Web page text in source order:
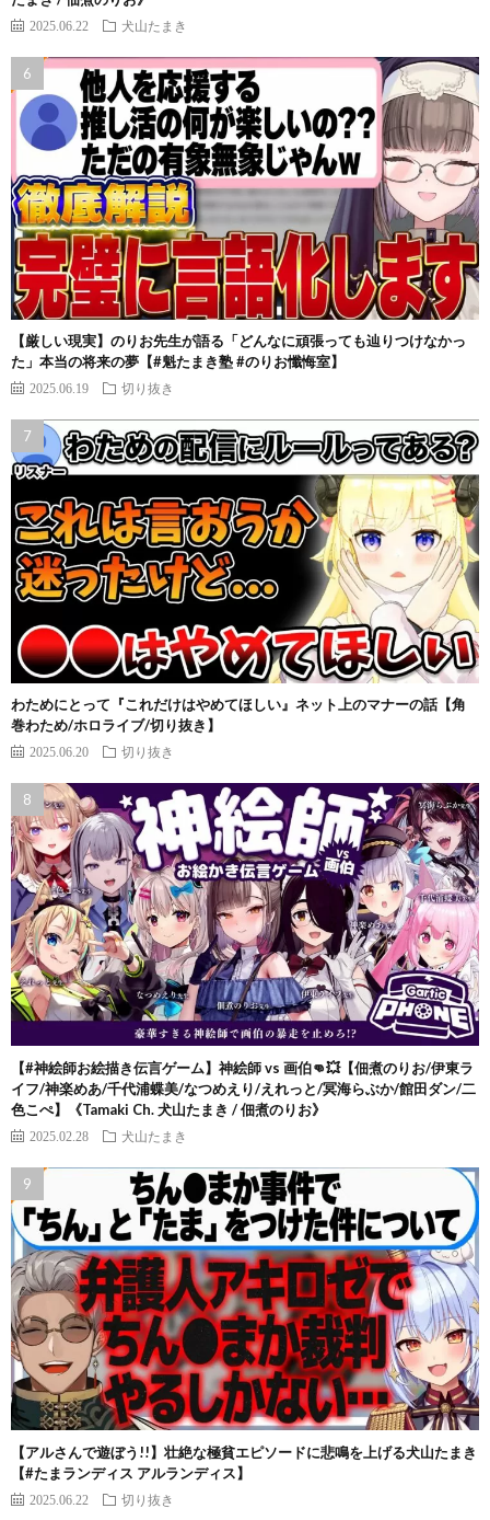
2025.06.22 犬山たまき
【厳しい現実】のりお先生が語る「どんなに頑張っても辿りつけなかっ
た」本当の将来の夢【#魁たまき塾 #のりお懺悔室】
2025.06.19 切り抜き
わためにとって『これだけはやめてほしい』ネット上のマナーの話【角
巻わため/ホロライブ/切り抜き】
2025.06.20 切り抜き
【#神絵師お絵描き伝言ゲーム】神絵師 vs 画伯👊💥【佃煮のりお/伊東ラ
イフ/神楽めあ/千代浦蝶美/なつめえり/えれっと/冥海らぶか/館田ダン/二
色こぺ】《Tamaki Ch. 犬山たまき / 佃煮のりお》
2025.02.28 犬山たまき
【アルさんで遊ぼう!!】壮絶な極貧エピソードに悲鳴を上げる犬山たまき
【#たまランディス アルランディス】
2025.06.22 切り抜き